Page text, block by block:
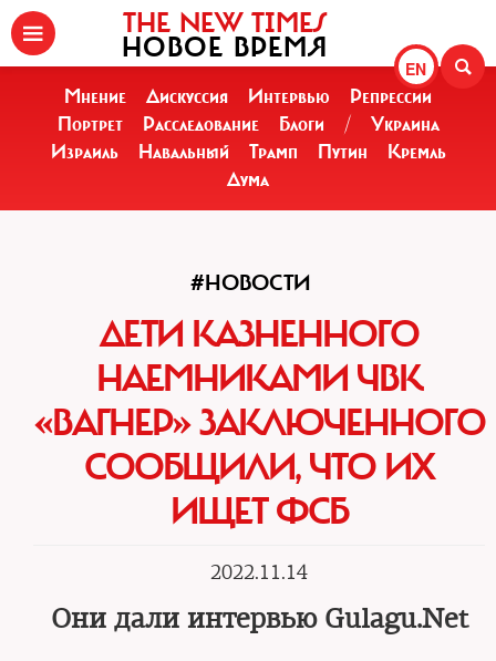
EN
THE NEW TIMES
НОВОЕ ВРЕМЯ
Мнение Дискуссия Интервью
Репрессии
Портрет
Расследование Блоги /
Украина
Израиль
Навальный Трамп Путин
Кремль
Дума
#НОВОСТИ
ДЕТИ КАЗНЕННОГО
НАЕМНИКАМИ ЧВК
«ВАГНЕР»‎ ЗАКЛЮЧЕННОГО
СООБЩИЛИ, ЧТО ИХ
ИЩЕТ ФСБ
2022.11.14
Они дали интервью Gulagu.Net